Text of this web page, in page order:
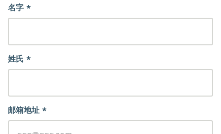
名字 *
姓氏 *
邮箱地址 *